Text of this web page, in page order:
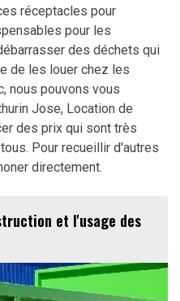
réceptacles pour
pour les
des déchets qui
de les louer chez les
nous pouvons vous
Jose, Location de
des prix qui sont très
Pour recueillir d'autres
directement.
et l'usage des